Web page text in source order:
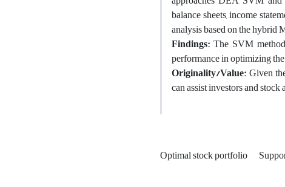
balance sheets, income
analysis based on the hybrid
Findings: The SVM
performance in optimizing
Originality/Value:Given
can assist investors and
Optimal stock portfolio